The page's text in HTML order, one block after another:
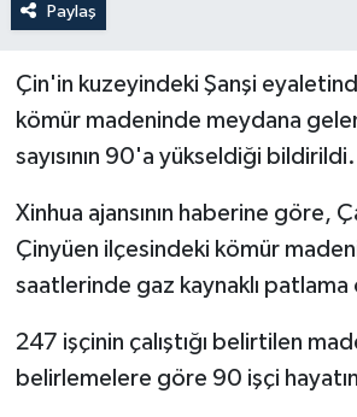
Paylaş
Çin'in kuzeyindeki Şanşi
kömür madeninde meydana
sayısının 90'a yükseldiği bildirildi.
Xinhua ajansının haberine göre,
Çinyüen ilçesindeki kömür
saatlerinde gaz kaynaklı patlama
247 işçinin çalıştığı belirtilen
belirlemelere göre 90 işçi